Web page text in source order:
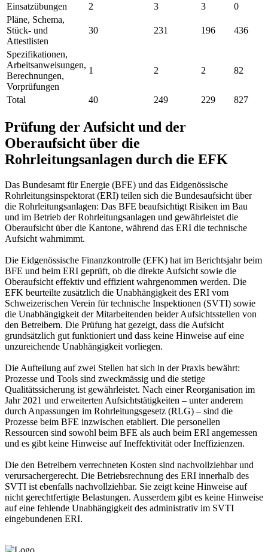
Einsatzübungen
2 3 3
0
Pläne, Schema,
Stück- und
Attestlisten
30 231 196 436
Spezifikationen,
Arbeitsanweisungen,
Berechnungen,
Vorprüfungen
1 2 2 82
Total 40 249 229 827
Prüfung der Aufsicht und der
Oberaufsicht über die
Rohrleitungsanlagen durch die EFK
Das Bundesamt für Energie (BFE) und das Eidgenössische
Rohrleitungsinspektorat (ERI) teilen sich die Bundesaufsicht über
die Rohrleitungsanlagen: Das BFE beaufsichtigt Risiken im Bau
und im Betrieb der Rohrleitungsanlagen und gewährleistet die
Oberaufsicht über die Kantone, während das ERI die technische
Aufsicht wahrnimmt.
Die Eidgenössische Finanzkontrolle (EFK) hat im Berichtsjahr beim
BFE und beim ERI geprüft, ob die direkte Aufsicht sowie die
Oberaufsicht effektiv und effizient wahrgenommen werden. Die
EFK beurteilte zusätzlich die Unabhängigkeit des ERI vom
Schweizerischen Verein für technische Inspektionen (SVTI) sowie
die Unabhängigkeit der Mitarbeitenden beider Aufsichtsstellen von
den Betreibern. Die Prüfung hat gezeigt, dass die Aufsicht
grundsätzlich gut funktioniert und dass keine Hinweise auf eine
unzureichende Unabhängigkeit vorliegen.
Die Aufteilung auf zwei Stellen hat sich in der Praxis bewährt:
Prozesse und Tools sind zweckmässig und die stetige
Qualitätssicherung ist gewährleistet. Nach einer Reorganisation im
Jahr 2021 und erweiterten Aufsichtstätigkeiten – unter anderem
durch Anpassungen im Rohrleitungsgesetz (RLG) – sind die
Prozesse beim BFE inzwischen etabliert. Die personellen
Ressourcen sind sowohl beim BFE als auch beim ERI angemessen
und es gibt keine Hinweise auf Ineffektivität oder Ineffizienzen.
Die den Betreibern verrechneten Kosten sind nachvollziehbar und
verursachergerecht. Die Betriebsrechnung des ERI innerhalb des
SVTI ist ebenfalls nachvollziehbar. Sie zeigt keine Hinweise auf
nicht gerechtfertigte Belastungen. Ausserdem gibt es keine Hinweise
auf eine fehlende Unabhängigkeit des administrativ im SVTI
eingebundenen ERI.